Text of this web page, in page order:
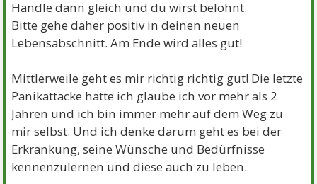
Handle dann gleich und du wirst belohnt.
Bitte gehe daher positiv in deinen neuen
Lebensabschnitt. Am Ende wird alles gut!
Mittlerweile geht es mir richtig richtig gut! Die letzte
Panikattacke hatte ich glaube ich vor mehr als 2
Jahren und ich bin immer mehr auf dem Weg zu
mir selbst. Und ich denke darum geht es bei der
Erkrankung, seine Wünsche und Bedürfnisse
kennenzulernen und diese auch zu leben.